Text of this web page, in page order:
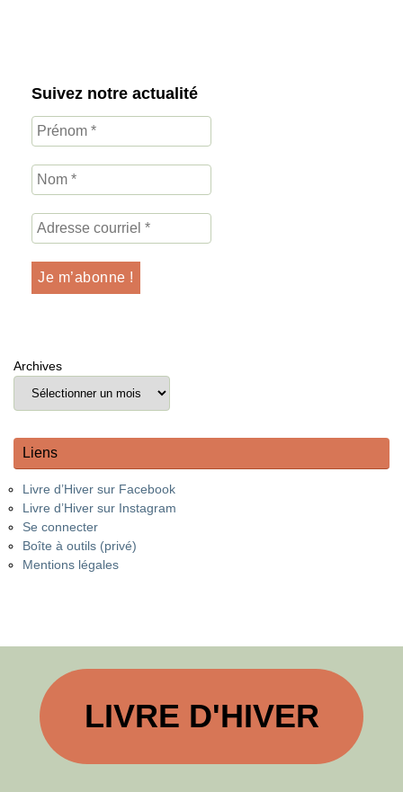
Suivez notre actualité
Archives
Liens
Livre d’Hiver sur Facebook
Livre d’Hiver sur Instagram
Se connecter
Boîte à outils (privé)
Mentions légales
LIVRE D'HIVER